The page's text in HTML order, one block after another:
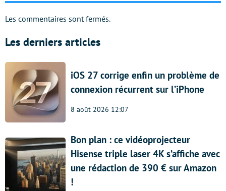
Les commentaires sont fermés.
Les derniers articles
iOS 27 corrige enfin un problème de
connexion récurrent sur l’iPhone
8 août 2026 12:07
Bon plan : ce vidéoprojecteur
Hisense triple laser 4K s’affiche avec
une rédaction de 390 € sur Amazon
!